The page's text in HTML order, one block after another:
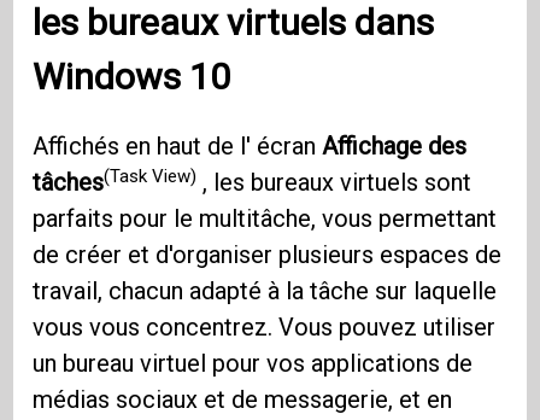
les bureaux virtuels dans
Windows 10
Affichés en haut de l' écranAffichage des
tâches(Task View) , les bureaux virtuels sont
parfaits pour le multitâche, vous permettant
de créer et d'organiser plusieurs espaces de
travail, chacun adapté à la tâche sur laquelle
vous vous concentrez. Vous pouvez utiliser
un bureau virtuel pour vos applications de
médias sociaux et de messagerie, et en